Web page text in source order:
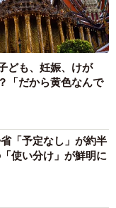
ども、妊娠、けが
「だから黄色なんで
「予定なし」が約半
使い分け」が鮮明に